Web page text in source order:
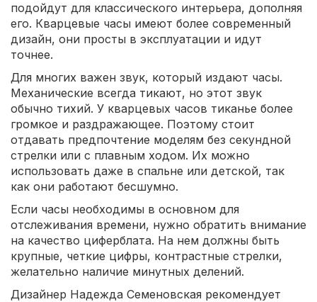
подойдут для классического интерьера, дополняя
его. Кварцевые часы имеют более современный
дизайн, они просты в эксплуатации и идут
точнее.
Для многих важен звук, который издают часы.
Механические всегда тикают, но этот звук
обычно тихий. У кварцевых часов тиканье более
громкое и раздражающее. Поэтому стоит
отдавать предпочтение моделям без секундной
стрелки или с плавным ходом. Их можно
использовать даже в спальне или детской, так
как они работают бесшумно.
Если часы необходимы в основном для
отслеживания времени, нужно обратить внимание
на качество циферблата. На нем должны быть
крупные, четкие цифры, контрастные стрелки,
желательно наличие минутных делений.
Дизайнер Надежда Семеновская рекомендует